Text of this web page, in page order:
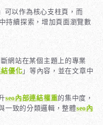
可以作為核心支柱頁，而
持續探索，增加頁面瀏覽數
網站在某個主題上的專業
結優化」等內容，並在文章中
seo內部連結權重的集中度，
一致的分類邏輯，整體seo內